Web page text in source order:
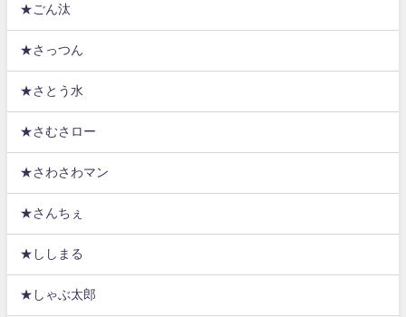
★ごん汰
★さっつん
★さとう水
★さむさロー
★さわさわマン
★さんちぇ
★ししまる
★しゃぶ太郎